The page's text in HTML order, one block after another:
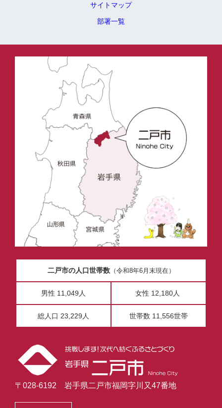
サイトマップ
部署一覧
二戸市の人口世帯数（令和8年6月末現在）
男性 11,049人 女性 12,180人
総人口 23,229人 世帯数 11,556世帯
〒028-6192 岩手県二戸市福岡字川又47番地